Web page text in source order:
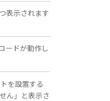
表示されます
ードが動作し
を設置する
ん」と表示さ